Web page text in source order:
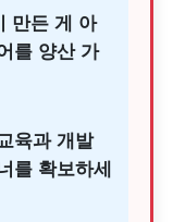
만든 게 아
를 양산 가
육과 개발
를 확보하세